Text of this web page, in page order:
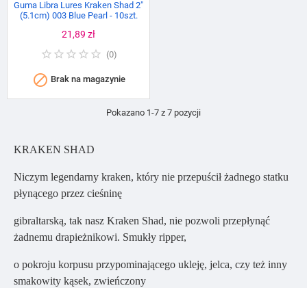
Guma Libra Lures Kraken Shad 2"
(5.1cm) 003 Blue Pearl - 10szt.
Cena
21,89 zł
(0)
 Brak na magazynie
Pokazano 1-7 z 7 pozycji
KRAKEN SHAD
Niczym legendarny kraken, który nie przepuścił żadnego statku
płynącego przez cieśninę
gibraltarską, tak nasz Kraken Shad, nie pozwoli przepłynąć
żadnemu drapieżnikowi. Smukły ripper,
o pokroju korpusu przypominającego ukleję, jelca, czy też inny
smakowity kąsek, zwieńczony